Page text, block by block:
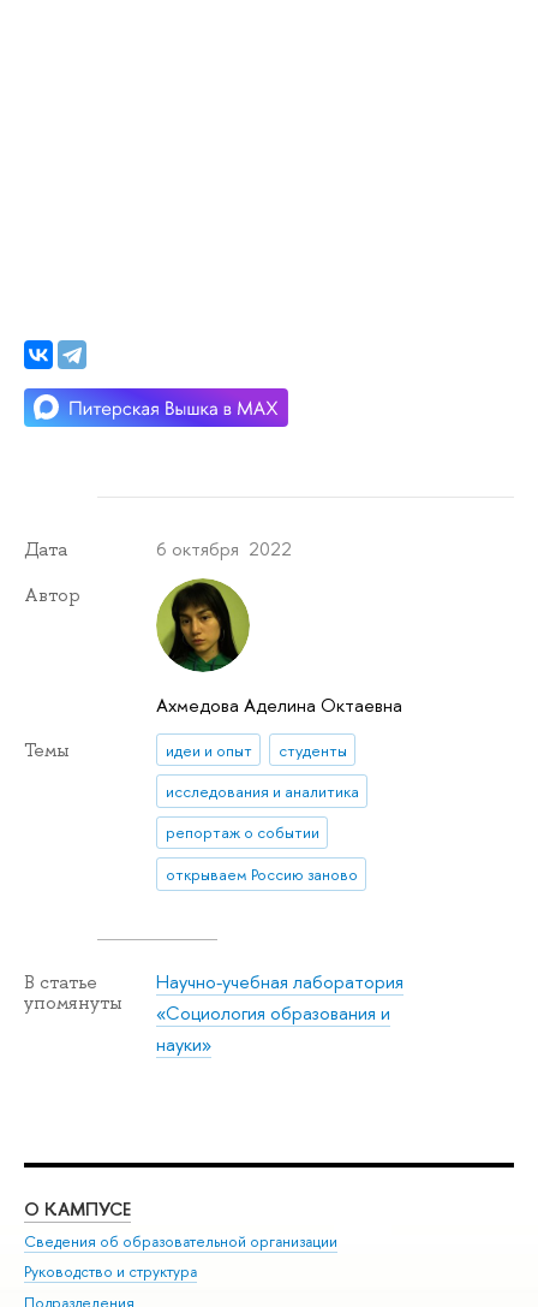
Дата 6 октября 2022
Автор
Ахмедова Аделина Октаевна
Темы идеи и опыт
студенты
исследования и аналитика
репортаж о событии
открываем Россию заново
В статье
упомянуты
Научно-учебная лаборатория
«Социология образования и
науки»
О КАМПУСЕ
Сведения об образовательной организации
Руководство и структура
Подразделения